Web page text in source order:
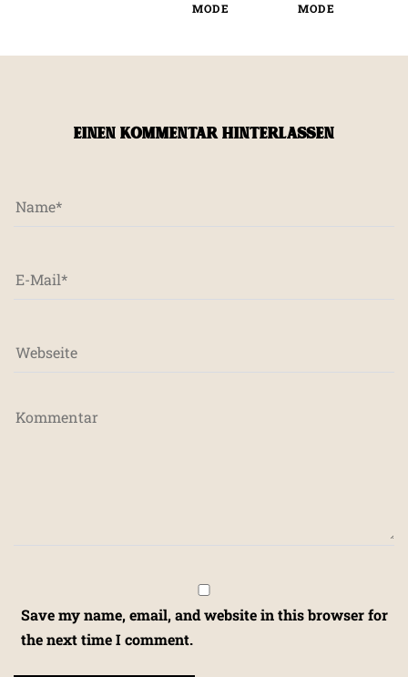
MODE MODE
EINEN KOMMENTAR HINTERLASSEN
Save my name, email, and website in this browser for
the next time I comment.